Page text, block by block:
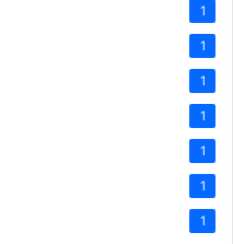
1
1
1
1
1
1
1